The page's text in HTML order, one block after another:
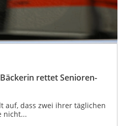
rettet Senioren-
auf, dass zwei ihrer täglichen
nicht...